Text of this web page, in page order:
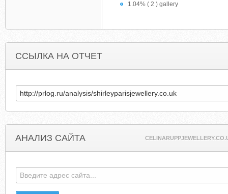
1.04% ( 2 ) gallery
ССЫЛКА НА ОТЧЕТ
АНАЛИЗ САЙТА